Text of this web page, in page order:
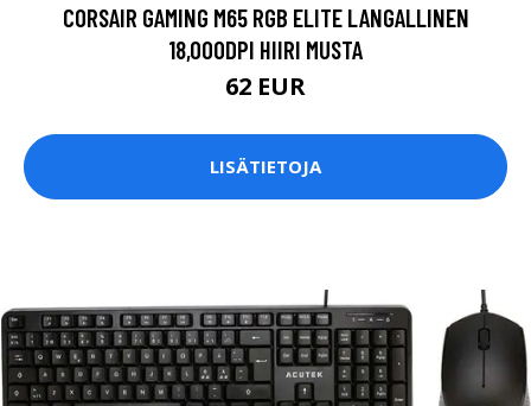
CORSAIR GAMING M65 RGB ELITE LANGALLINEN
18,000DPI HIIRI MUSTA
62 EUR
LISÄTIETOJA